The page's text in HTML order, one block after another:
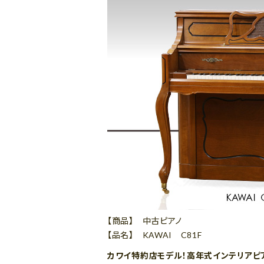
【商品】 中古ピアノ
【品名】 KAWAI C81F
カワイ特約店モデル！高年式インテリアピ